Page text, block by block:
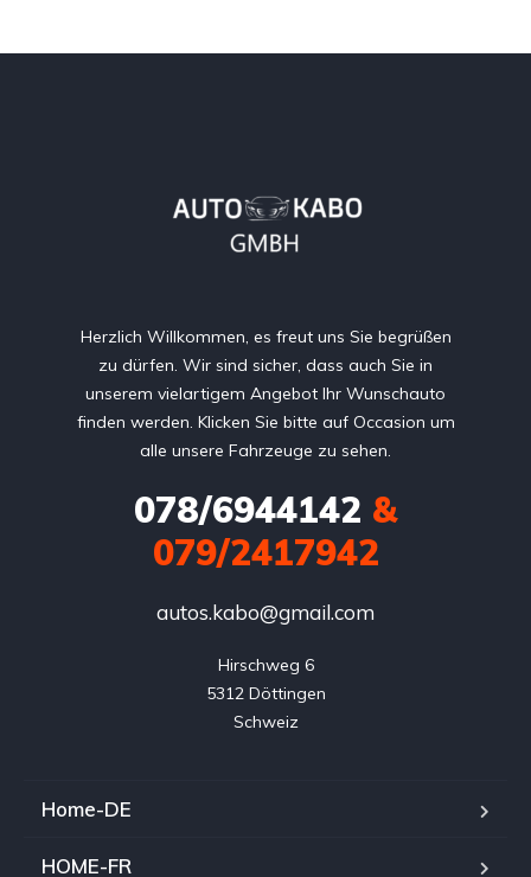
Herzlich Willkommen, es freut uns Sie begrüßen
zu dürfen. Wir sind sicher, dass auch Sie in
unserem vielartigem Angebot Ihr Wunschauto
finden werden. Klicken Sie bitte auf Occasion um
alle unsere Fahrzeuge zu sehen.
078/6944142 &
079/2417942
autos.kabo@gmail.com
Hirschweg 6
5312 Döttingen
Schweiz
Home-DE
HOME-FR